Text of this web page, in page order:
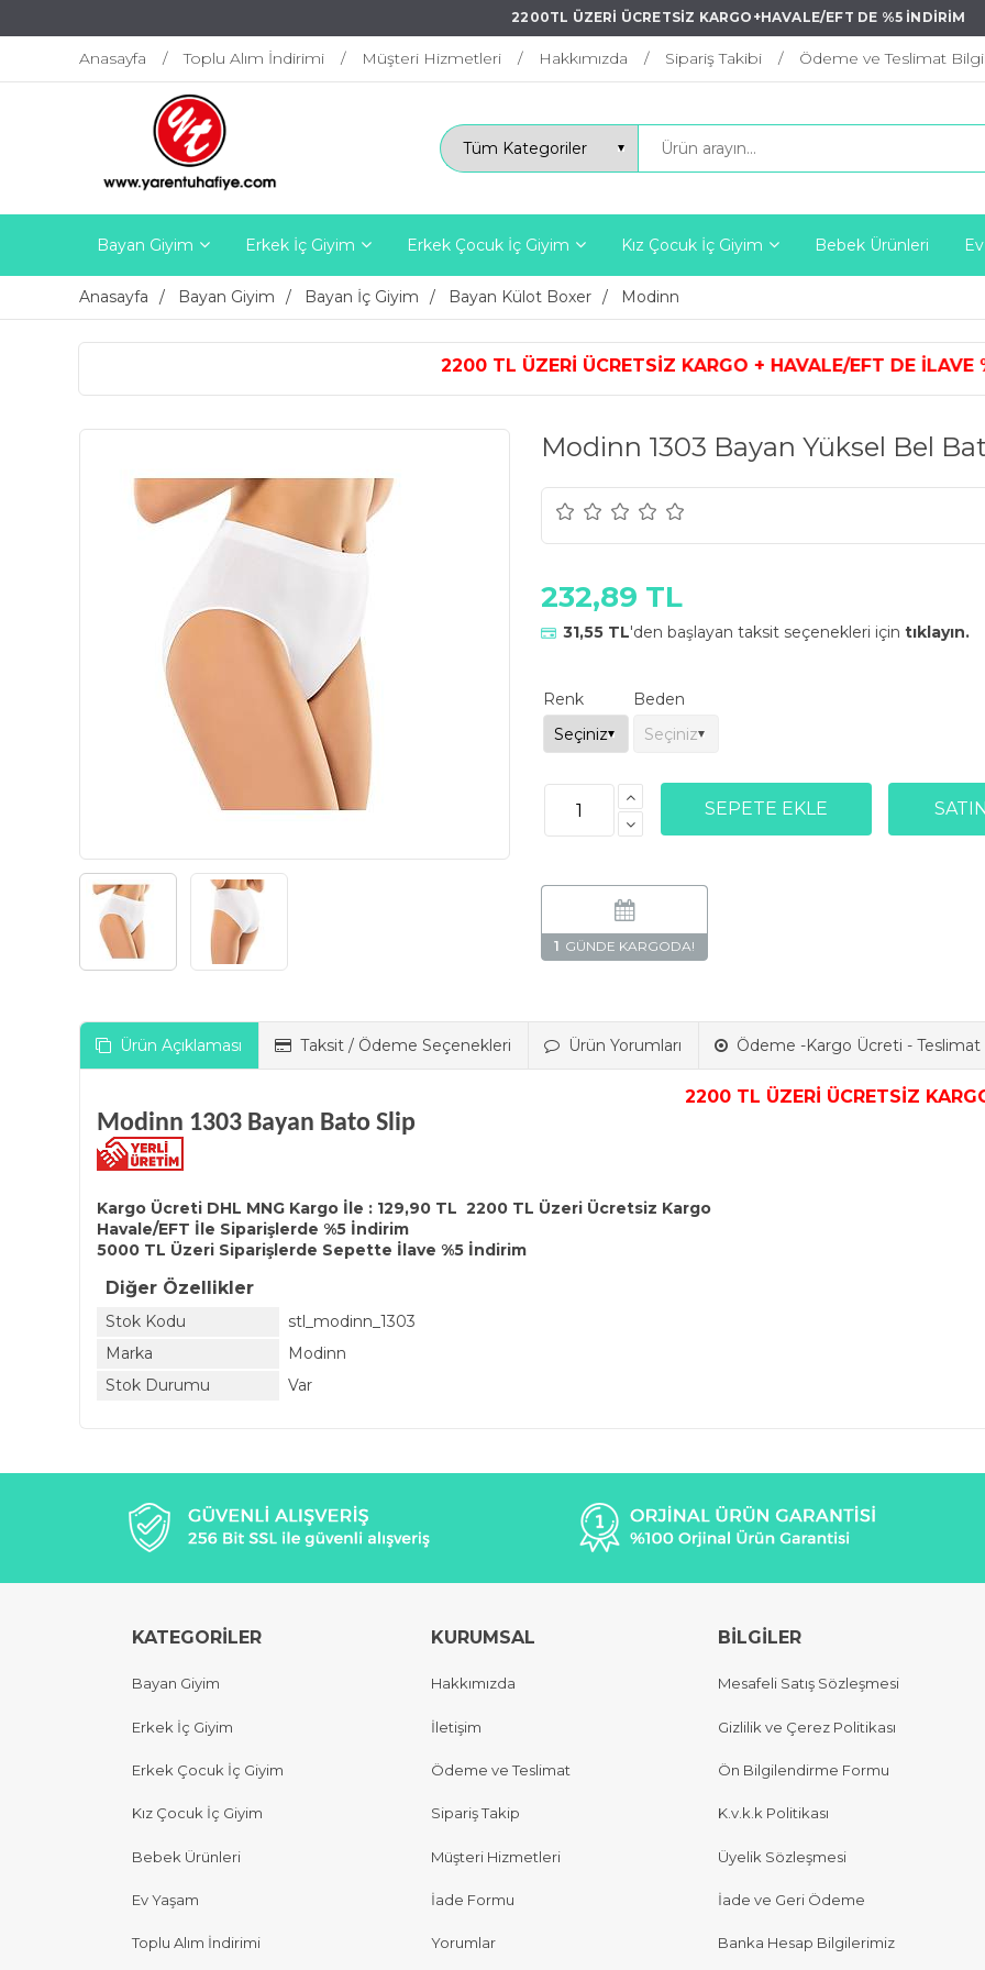
2200TL ÜZERİ ÜCRETSİZ KARGO+HAVALE/EFT DE %5 İNDİRİM
Anasayfa Toplu Alım İndirimi Müşteri Hizmetleri Hakkımızda Sipariş Takibi Ödeme ve Teslimat
Bayan Giyim Erkek İç Giyim Erkek Çocuk İç Giyim Kız Çocuk İç Giyim Bebek Ürünleri
Anasayfa Bayan Giyim Bayan İç Giyim Bayan Külot Boxer Modinn
2200 TL ÜZERİ ÜCRETSİZ KARGO + HAVALE/EFT DE İLAVE %5
Modinn 1303 Bayan Yüksel Bel
232,89 TL
31,55 TL'den başlayan taksit seçenekleri için tıklayın.
Renk Beden
1
Ürün Açıklaması Taksit / Ödeme Seçenekleri Ürün Yorumları Ödeme -Kargo Ücreti - Teslimat
2200 TL ÜZERİ ÜCRETSİZ KARGO
Modinn 1303 Bayan Bato Slip
Kargo Ücreti DHL MNG Kargo İle : 129,90 TL 2200 TL Üzeri Ücretsiz Kargo
Havale/EFT İle Siparişlerde %5 İndirim
5000 TL Üzeri Siparişlerde Sepette İlave %5 İndirim
Diğer Özellikler
Stok Kodu
stl_modinn_1303
Marka
Modinn
Stok Durumu
Var
KATEGORİLER
Bayan Giyim
Erkek İç Giyim
Erkek Çocuk İç Giyim
Kız Çocuk İç Giyim
Bebek Ürünleri
Ev Yaşam
Toplu Alım İndirimi
KURUMSAL
Hakkımızda
İletişim
Ödeme ve Teslimat
Sipariş Takip
Müşteri Hizmetleri
İade Formu
Yorumlar
BİLGİLER
Mesafeli Satış Sözleşmesi
Gizlilik ve Çerez Politikası
Ön Bilgilendirme Formu
K.v.k.k Politikası
Üyelik Sözleşmesi
İade ve Geri Ödeme
Banka Hesap Bilgilerimiz